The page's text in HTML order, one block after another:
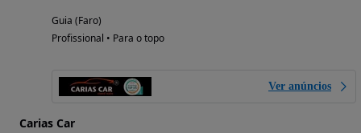
Guia (Faro)
Profissional • Para o topo
Ver anúncios
Carias Car